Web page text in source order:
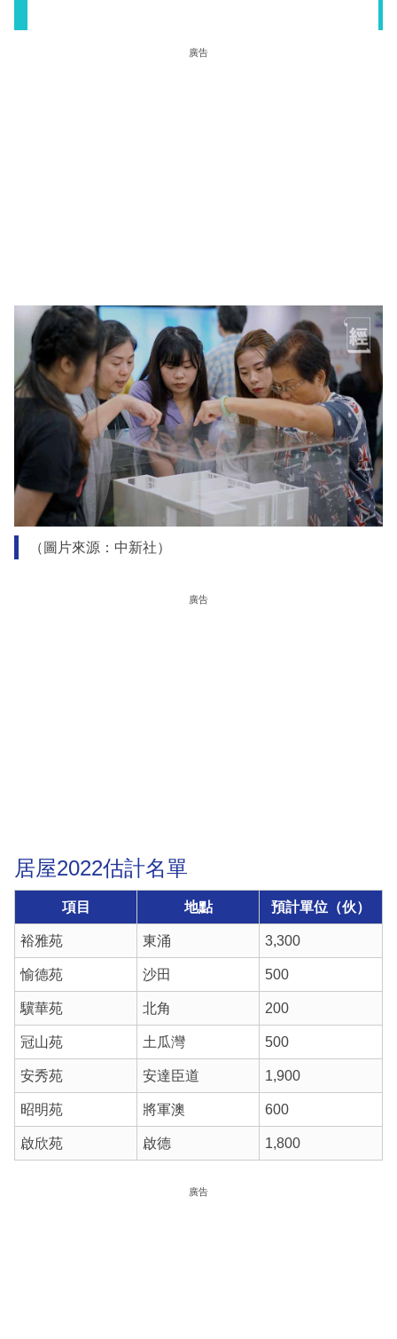
廣告
（圖片來源：中新社）
廣告
居屋2022估計名單
項目 地點 預計單位（伙）
裕雅苑 東涌 3,300
愉德苑 沙田 500
驥華苑 北角 200
冠山苑 土瓜灣 500
安秀苑 安達臣道 1,900
昭明苑 將軍澳 600
啟欣苑 啟德 1,800
廣告